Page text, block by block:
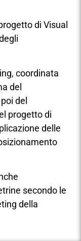
di Visual
coordinata
del
del
progetto di
delle
secondo le
della